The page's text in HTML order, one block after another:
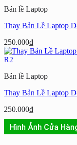
Bản lề Laptop
Thay Bản Lề Laptop
250.000₫
Bản lề Laptop
Thay Bản Lề Laptop
250.000₫
Hình Ảnh Cửa